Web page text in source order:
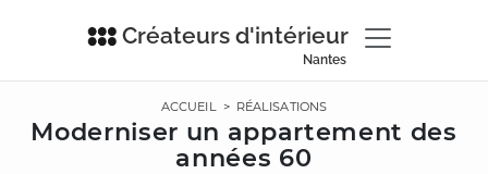
Créateurs d'intérieur
Nantes
ACCUEIL> RÉALISATIONS
Moderniser un appartement des
années 60